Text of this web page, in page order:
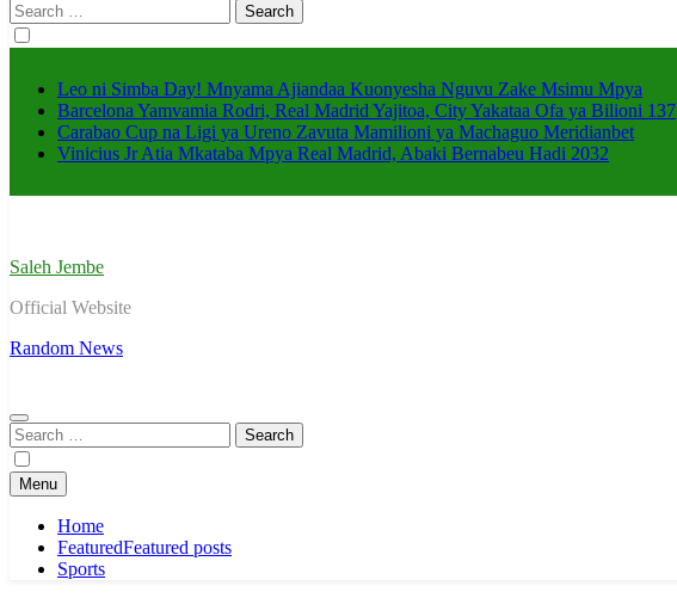
Search
for:
Leo ni Simba Day! Mnyama Ajiandaa Kuonyesha Nguvu Zake Msimu Mpya
Barcelona Yamvamia Rodri, Real Madrid Yajitoa, City Yakataa Ofa ya Bilioni 137
Carabao Cup na Ligi ya Ureno Zavuta Mamilioni ya Machaguo Meridianbet
Vinicius Jr Atia Mkataba Mpya Real Madrid, Abaki Bernabeu Hadi 2032
Saleh Jembe
Official Website
Random News
Search
for:
Menu
Home
FeaturedFeatured posts
Sports